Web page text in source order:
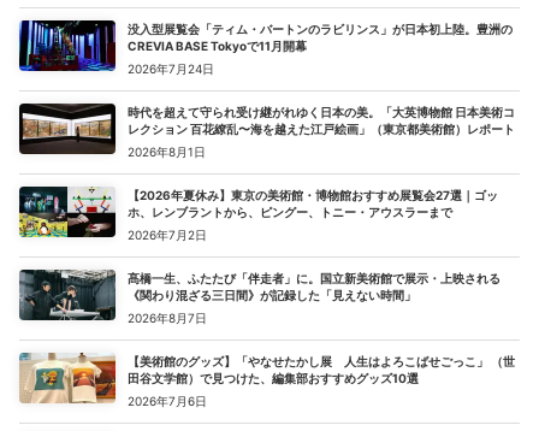
没入型展覧会「ティム・バートンのラビリンス」が日本初上陸。豊洲の
CREVIA BASE Tokyoで11月開幕
2026年7月24日
時代を超えて守られ受け継がれゆく日本の美。「大英博物館 日本美術コ
レクション 百花繚乱〜海を越えた江戸絵画」（東京都美術館）レポート
2026年8月1日
【2026年夏休み】東京の美術館・博物館おすすめ展覧会27選｜ゴッ
ホ、レンブラントから、ピングー、トニー・アウスラーまで
2026年7月2日
髙橋一生、ふたたび「伴走者」に。国立新美術館で展示・上映される
《関わり混ざる三日間》が記録した「見えない時間」
2026年8月7日
【美術館のグッズ】「やなせたかし展 人生はよろこばせごっこ」 （世
田谷文学館）で見つけた、編集部おすすめグッズ10選
2026年7月6日